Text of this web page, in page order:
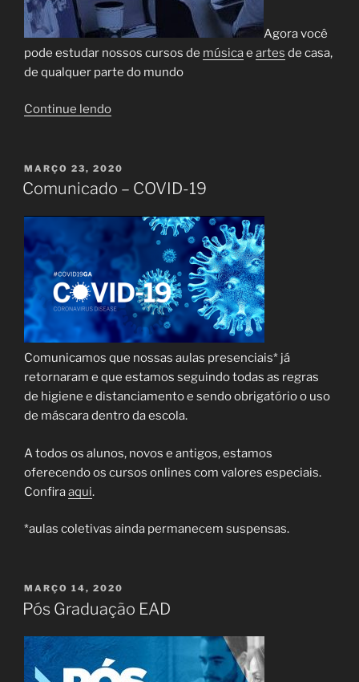
Agora você
pode estudar nossos cursos de músicae artes de casa,
de qualquer parte do mundo
Continue lendo“Cursos
PUBLICADO
EM
MARÇO 23, 2020
Comunicado – COVID-19
Comunicamos que nossas aulas presenciais* já
retornaram e que estamos seguindo todas as regras
de higiene e distanciamento e sendo obrigatório o uso
de máscara dentro da escola.
A todos os alunos, novos e antigos, estamos
oferecendo os cursos onlines com valores especiais.
Confiraaqui.
*aulas coletivas ainda permanecem suspensas.
PUBLICADO
EM
MARÇO 14, 2020
Pós Graduação EAD